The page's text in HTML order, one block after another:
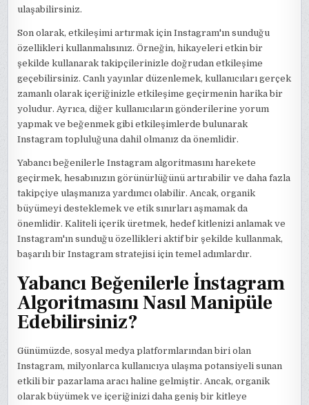
ulaşabilirsiniz.
Son olarak, etkileşimi artırmak için Instagram'ın sunduğu
özellikleri kullanmalısınız. Örneğin, hikayeleri etkin bir
şekilde kullanarak takipçilerinizle doğrudan etkileşime
geçebilirsiniz. Canlı yayınlar düzenlemek, kullanıcıları gerçek
zamanlı olarak içeriğinizle etkileşime geçirmenin harika bir
yoludur. Ayrıca, diğer kullanıcıların gönderilerine yorum
yapmak ve beğenmek gibi etkileşimlerde bulunarak
Instagram topluluğuna dahil olmanız da önemlidir.
Yabancı beğenilerle Instagram algoritmasını harekete
geçirmek, hesabınızın görünürlüğünü artırabilir ve daha fazla
takipçiye ulaşmanıza yardımcı olabilir. Ancak, organik
büyümeyi desteklemek ve etik sınırları aşmamak da
önemlidir. Kaliteli içerik üretmek, hedef kitlenizi anlamak ve
Instagram'ın sunduğu özellikleri aktif bir şekilde kullanmak,
başarılı bir Instagram stratejisi için temel adımlardır.
Yabancı Beğenilerle İnstagram
Algoritmasını Nasıl Manipüle
Edebilirsiniz?
Günümüzde, sosyal medya platformlarından biri olan
Instagram, milyonlarca kullanıcıya ulaşma potansiyeli sunan
etkili bir pazarlama aracı haline gelmiştir. Ancak, organik
olarak büyümek ve içeriğinizi daha geniş bir kitleye